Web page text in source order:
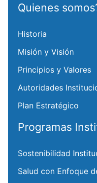
Quienes
Historia
Misión y Visión
Principios y Valores
Autoridades
Plan Estratégico
Programas
Sostenibilidad
Salud con Enfoque